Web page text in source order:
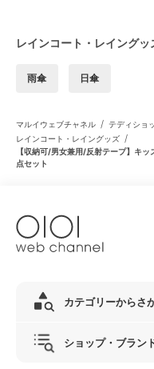
レインコート・レイング
雨傘 日傘
マルイウェブチャネル / テディショ
レインコート・レイングッズ /
【収納可/男女兼用/反射テープ】キ
点セット
カテゴリーからさ
ショップ・ブラン